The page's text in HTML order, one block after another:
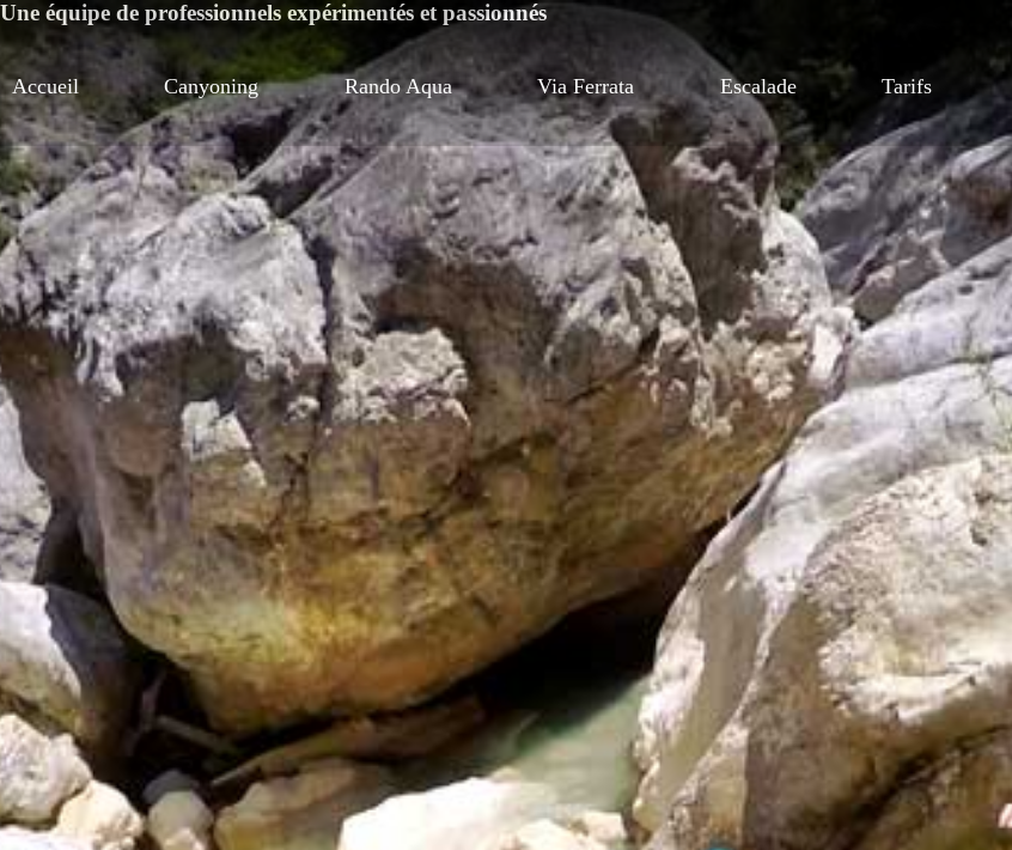
Une équipe de professionnels expérimentés et passionnés
Accueil Canyoning Rando Aqua Via Ferrata Escalade Tarifs